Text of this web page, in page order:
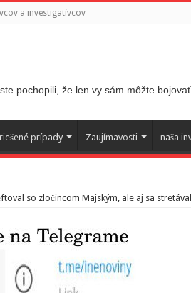
a investigatívcov
pochopili, že len vy sám môžte
prípady Zaujímavosti naša
so zločincom Majským, ale aj sa